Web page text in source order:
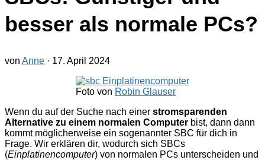
besser als normale PCs?
von Anne · 17. April 2024
Foto von Robin Glauser
Wenn du auf der Suche nach einer stromsparenden
Alternative zu einem normalen Computer bist, dann dann
kommt möglicherweise ein sogenannter SBC für dich in
Frage. Wir erklären dir, wodurch sich SBCs
(Einplatinencomputer) von normalen PCs unterscheiden und